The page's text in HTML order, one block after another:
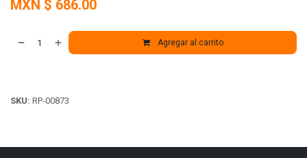
MXN $ 686.00
Agregar al carrito
SKU: RP-00873